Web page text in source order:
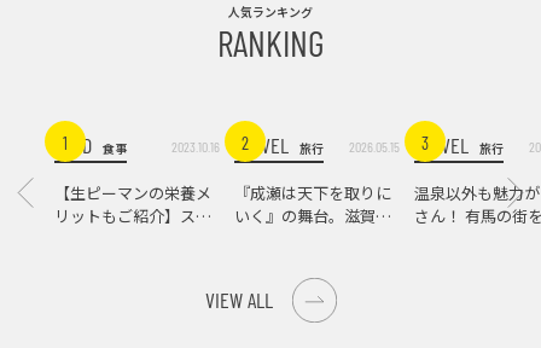
人気ランキング
RANKING
1FOOD 食事 2023.10.16
【生ピーマンの栄養メ
リットもご紹介】スパ
2
TRAVEL 旅行 2026.05.15
『成瀬は天下を取りに
いく』の舞台。滋賀県
3
TRAVEL 旅行
温泉以外も魅力
さん！ 有馬の街
VIEW ALL